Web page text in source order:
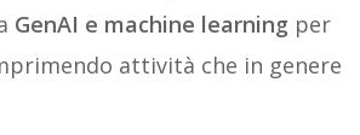
GenAI e machine learning per
attività che in genere